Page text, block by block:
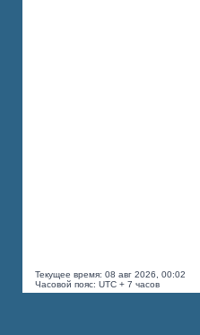
Текущее время: 08 авг 2026, 00:02
Часовой пояс: UTC + 7 часов